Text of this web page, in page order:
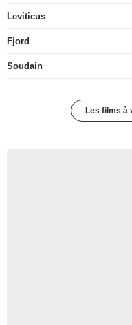
Leviticus
Fjord
Soudain
Les films à